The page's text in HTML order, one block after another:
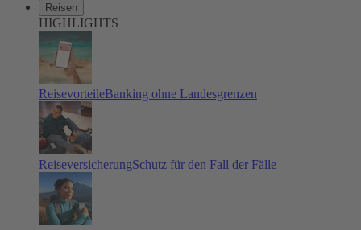
Reisen
HIGHLIGHTS
ReisevorteileBanking ohne Landesgrenzen
ReiseversicherungSchutz für den Fall der Fälle